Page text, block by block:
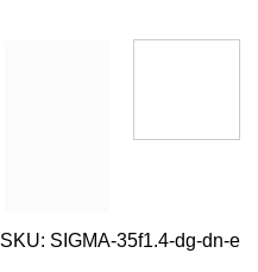
SKU: SIGMA-35f1.4-dg-dn-e